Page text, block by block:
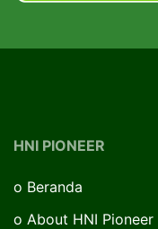
HNI PIONEER
o Beranda
o About HNI Pioneer